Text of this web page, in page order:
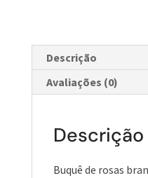
Descrição
Avaliações (0)
Descrição
Buquê de rosas